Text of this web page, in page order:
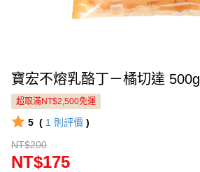
寶宏不熔乳酪丁－橘切達 500g
超取滿NT$2,500免運
5 ( 1 則評價 )
NT$200
NT$175